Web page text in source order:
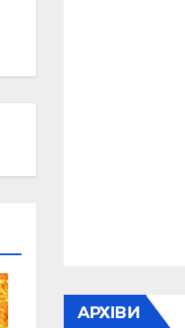
АРХІВИ